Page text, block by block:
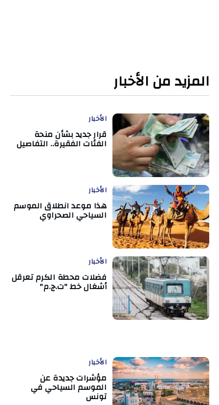
المزيد من الأخبار
الأخبار
قرار جديد بشأن منحة
الفئات الفقيرة.. التفاصيل
الأخبار
هذا موعد انطلاق الموسم
السياحي الصحراوي
الأخبار
فضلات محطة الكرم تعرقل
أشغال خط "ت.ج.م"
الأخبار
مؤشرات جديدة عن
الموسم السياحي في
تونس